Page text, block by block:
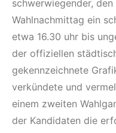
schwerwiegender,
Wahlnachmittag ein
etwa 16.30 uhr bis
der offiziellen
gekennzeichnete
verkündete und
einem zweiten
der Kandidaten die